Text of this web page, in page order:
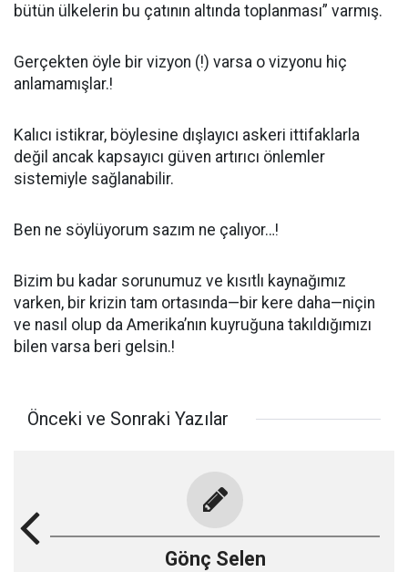
bütün ülkelerin bu çatının altında toplanması” varmış.
Gerçekten öyle bir vizyon (!) varsa o vizyonu hiç
anlamamışlar.!
Kalıcı istikrar, böylesine dışlayıcı askeri ittifaklarla
değil ancak kapsayıcı güven artırıcı önlemler
sistemiyle sağlanabilir.
Ben ne söylüyorum sazım ne çalıyor…!
Bizim bu kadar sorunumuz ve kısıtlı kaynağımız
varken, bir krizin tam ortasında—bir kere daha—niçin
ve nasıl olup da Amerika’nın kuyruğuna takıldığımızı
bilen varsa beri gelsin.!
Önceki ve Sonraki Yazılar
Gönç Selen